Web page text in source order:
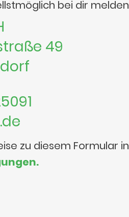
bei dir
49
zu diesem Formular